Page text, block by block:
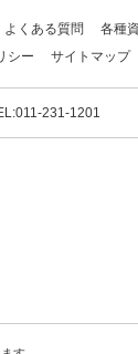
よくある質問 各種
シー サイトマップ
231-1201